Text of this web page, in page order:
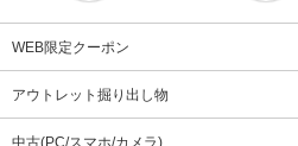
WEB限定クーポン
アウトレット掘り出し物
中古(PC/スマホ/カメラ)